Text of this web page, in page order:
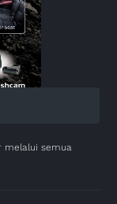
melalui semua